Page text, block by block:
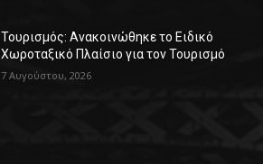
Τουρισμός: Ανακοινώθηκε το Ειδικό
Χωροταξικό Πλαίσιο για τον Τουρισμό
7 Αυγούστου, 2026